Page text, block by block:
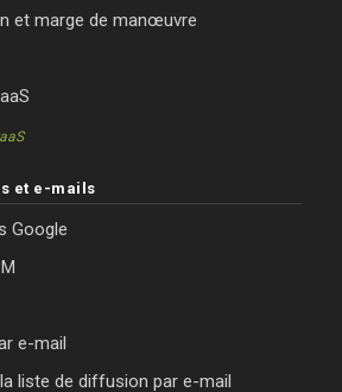
et marge de manœuvre
et e-mails
Google
e-mail
liste de diffusion par e-mail